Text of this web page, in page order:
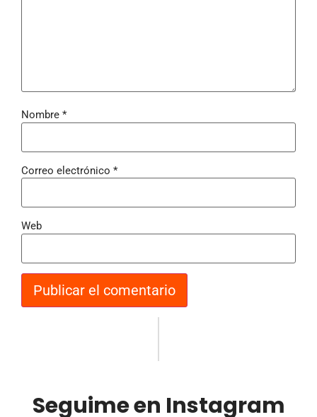
Nombre *
Correo electrónico *
Web
Seguime en Instagram